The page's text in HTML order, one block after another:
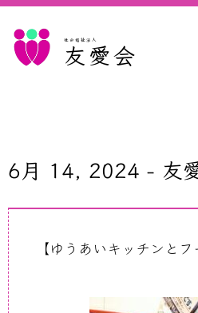
社会福祉法人
友愛会
6月 14, 2024 - 友
【ゆうあいキッチンと